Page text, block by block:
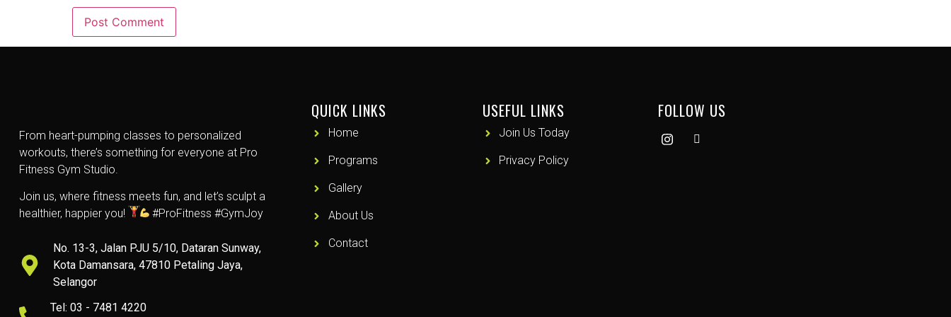
From heart-pumping classes to personalized
workouts, there’s something for everyone at Pro
Fitness Gym Studio.
Join us, where fitness meets fun, and let’s sculpt a
healthier, happier you!
#ProFitness #GymJoy
No. 13-3, Jalan PJU 5/10, Dataran Sunway,
Kota Damansara, 47810 Petaling Jaya,
Selangor
Tel: 03 - 7481 4220
QUICK LINKS
Home
Programs
Gallery
About Us
Contact
USEFUL LINKS
Join Us Today
Privacy Policy
FOLLOW US